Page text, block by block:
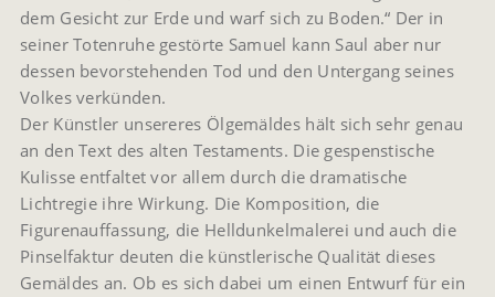
dem Gesicht zur Erde und warf sich zu Boden.“ Der in
seiner Totenruhe gestörte Samuel kann Saul aber nur
dessen bevorstehenden Tod und den Untergang seines
Volkes verkünden.
Der Künstler unsereres Ölgemäldes hält sich sehr genau
an den Text des alten Testaments. Die gespenstische
Kulisse entfaltet vor allem durch die dramatische
Lichtregie ihre Wirkung. Die Komposition, die
Figurenauffassung, die Helldunkelmalerei und auch die
Pinselfaktur deuten die künstlerische Qualität dieses
Gemäldes an. Ob es sich dabei um einen Entwurf für ein